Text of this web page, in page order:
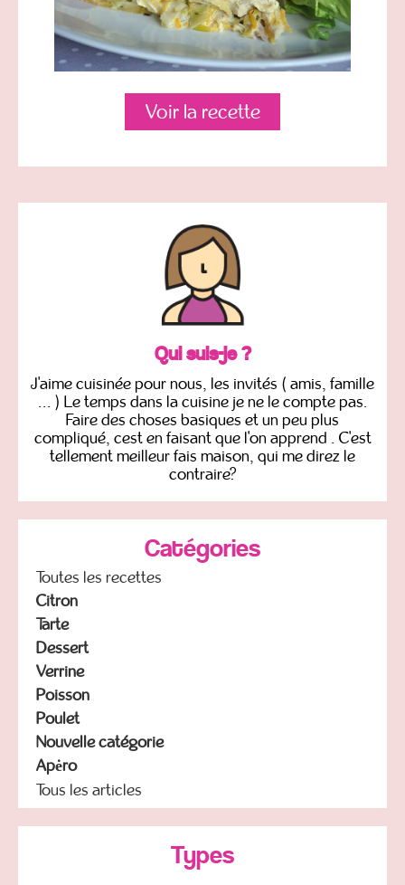
Voir la recette
Qui suis-je ?
J'aime cuisinée pour nous, les invités ( amis, famille
... ) Le temps dans la cuisine je ne le compte pas.
Faire des choses basiques et un peu plus
compliqué, cest en faisant que l'on apprend . C'est
tellement meilleur fais maison, qui me direz le
contraire?
Catégories
Toutes les recettes
Citron
Tarte
Dessert
Verrine
Poisson
Poulet
Nouvelle catégorie
Apėro
Tous les articles
Types